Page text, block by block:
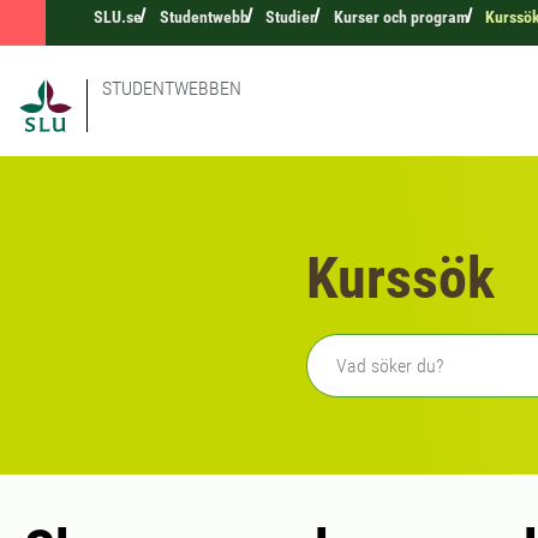
SLU.se Studentwebb Studier Kurser och program
STUDENTWEBBEN
Kurssök
Fritext sökning